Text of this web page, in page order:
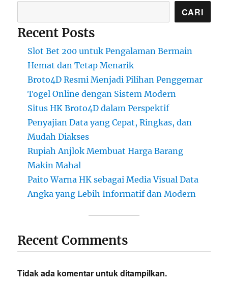
CARI
Recent Posts
Slot Bet 200 untuk Pengalaman Bermain
Hemat dan Tetap Menarik
Broto4D Resmi Menjadi Pilihan Penggemar
Togel Online dengan Sistem Modern
Situs HK Broto4D dalam Perspektif
Penyajian Data yang Cepat, Ringkas, dan
Mudah Diakses
Rupiah Anjlok Membuat Harga Barang
Makin Mahal
Paito Warna HK sebagai Media Visual Data
Angka yang Lebih Informatif dan Modern
Recent Comments
Tidak ada komentar untuk ditampilkan.